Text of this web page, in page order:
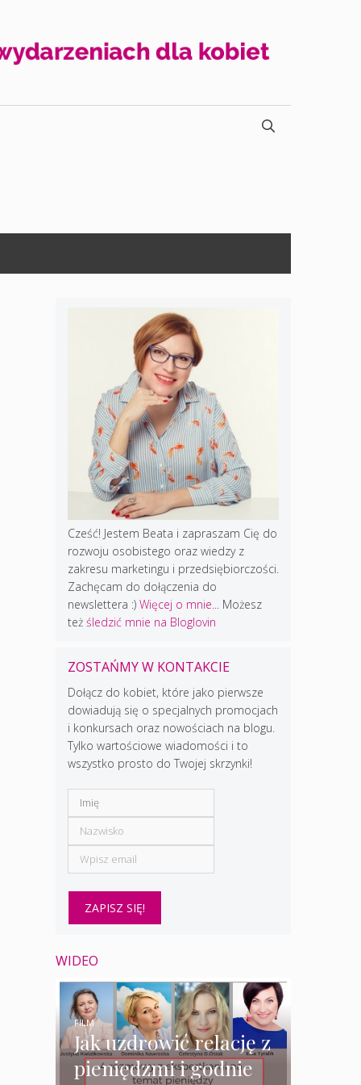
Cześć! Jestem Beata i zapraszam Cię do
rozwoju osobistego oraz wiedzy z
zakresu marketingu i przedsiębiorczości.
Zachęcam do dołączenia do
newslettera :) Więcej o mnie...
Możesz
też śledzić mnie na Bloglovin
ZOSTAŃMY W KONTAKCIE
Dołącz do kobiet, które jako pierwsze
dowiadują się o specjalnych promocjach
i konkursach oraz nowościach na blogu.
Tylko wartościowe wiadomości i to
wszystko prosto do Twojej skrzynki!
WIDEO
Jak uzdrowić relację z
pieniędzmi i godnie
FILM